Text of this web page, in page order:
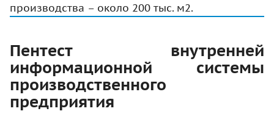
производства – около 200 тыс. м2.
Пентест внутренней
информационной системы
производственного
предприятия